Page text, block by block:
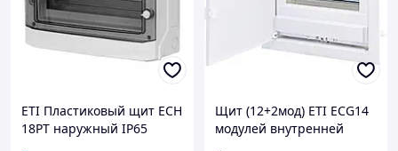
ETI Пластиковый щит ECH
18PT наружный IP65
Щит (12+2мод) ETI ECG14
модулей внутренней